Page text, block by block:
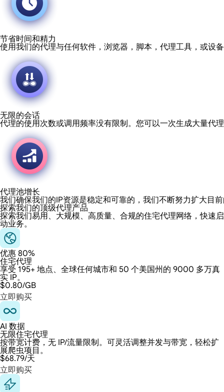
节省时间和精力
使用我们的代理与任何软件，浏览器，脚本，代理工具，或设
无限的会话
代理的使用次数或调用频率没有限制。您可以一次生成大量代
代理池增长
我们确保我们的IP资源是稳定和可靠的，我们不断努力扩大目
探索我们的顶级代理产品
探索我们易用、大规模、高质量、合规的住宅代理网络，快速启
动业务。
优惠 80%
住宅代理
享受 195+ 地点、全球任何城市和 50 个美国州的 9000 多万真
实 IP。
$0.80/GB
立即购买
AI 数据
无限住宅代理
按带宽计费，无 IP/流量限制。可灵活调整并发与带宽，轻松扩
展爬虫项目。
$68.79/天
立即购买